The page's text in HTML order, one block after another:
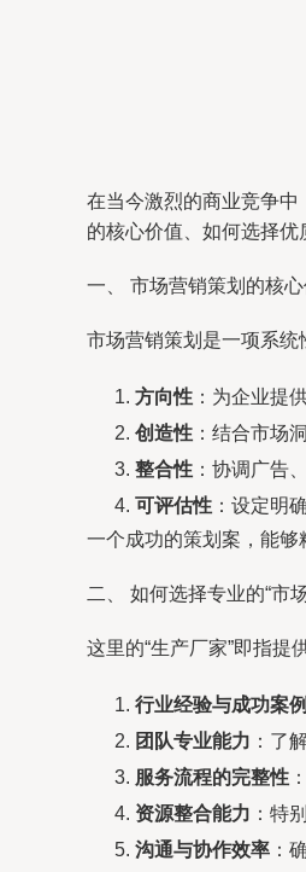
在当今激烈的商业竞争
的核心价值、如何选择
一、 市场营销策划的核
市场营销策划是一项系统
方向性 ：为企业提
创造性 ：结合市场
整合性 ：协调广告
可评估性 ：设定明
一个成功的策划案，能够
二、 如何选择专业的“市
这里的“生产厂家”即指提
行业经验与成功案例
团队专业能力 ：了
服务流程的完整性
资源整合能力 ：特
沟通与协作效率 ：